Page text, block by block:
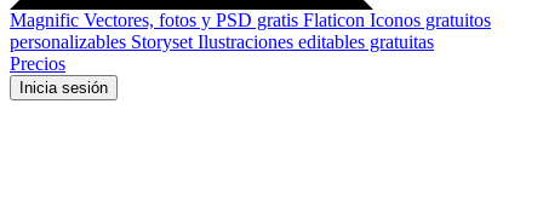
Magnific Vectores, fotos y PSD gratis Flaticon Iconos gratuitos
personalizables Storyset Ilustraciones editables gratuitas
Precios
Inicia sesión